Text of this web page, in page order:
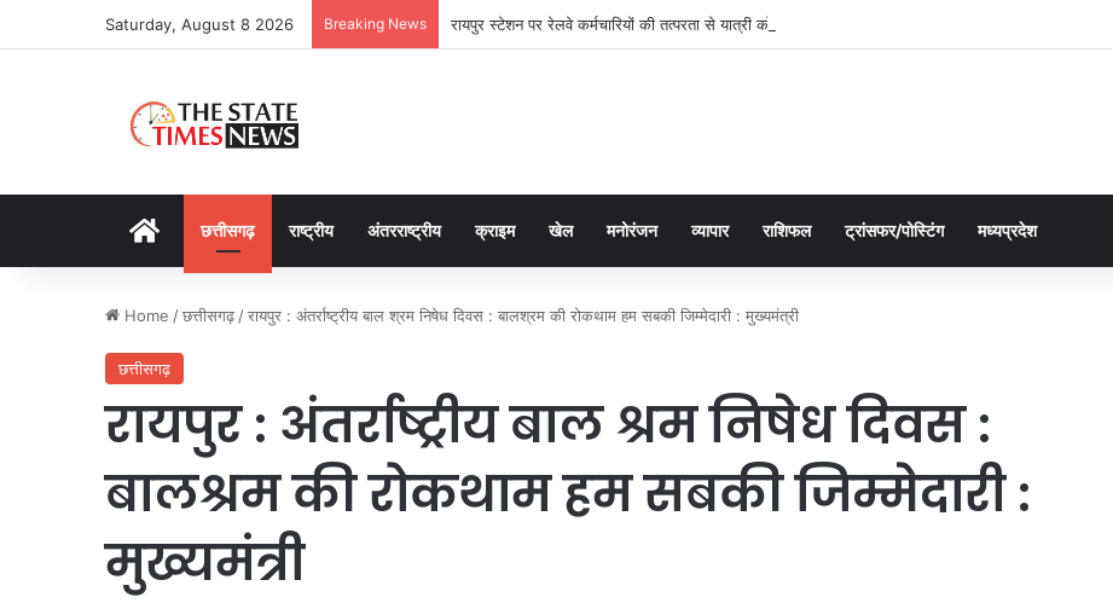
Saturday, August 8 2026 Breaking News रायपुर स्टेशन पर रेलवे कर्मचारियों की तत्परता से यात्री को मिला समय पर उपचार
Homeछत्तीसगढ़ राष्ट्रीय अंतरराष्ट्रीय क्राइम खेल मनोरंजन व्यापार राशिफल ट्रांसफर/पोस्टिंग मध्यप्रदेश
Home /छत्तीसगढ़ /रायपुर : अंतर्राष्ट्रीय बाल श्रम निषेध दिवस : बालश्रम की रोकथाम हम सबकी जिम्मेदारी : मुख्यमंत्री
छत्तीसगढ़
रायपुर : अंतर्राष्ट्रीय बाल श्रम निषेध दिवस :
बालश्रम की रोकथाम हम सबकी जिम्मेदारी :
मुख्यमंत्री